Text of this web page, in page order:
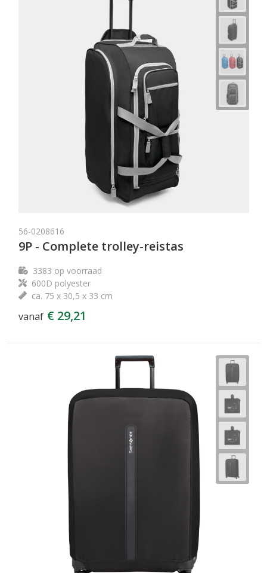
56-0208616
9P - Complete trolley-reistas
3383 op voorraad
600D polyester
ca. 75 x 30,5 x 33 cm
vanaf € 29,21